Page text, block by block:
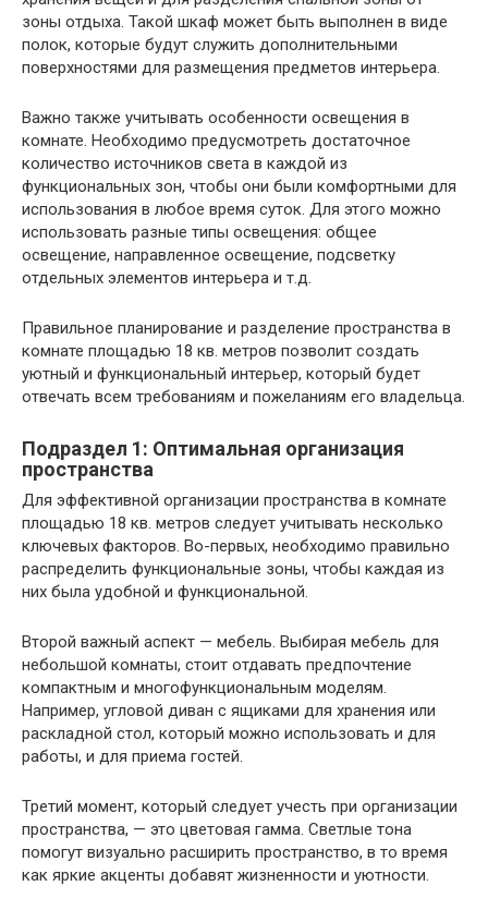
зоны отдыха. Такой шкаф может быть выполнен в виде
полок, которые будут служить дополнительными
поверхностями для размещения предметов интерьера.
Важно также учитывать особенности освещения в
комнате. Необходимо предусмотреть достаточное
количество источников света в каждой из
функциональных зон, чтобы они были комфортными для
использования в любое время суток. Для этого можно
использовать разные типы освещения: общее
освещение, направленное освещение, подсветку
отдельных элементов интерьера и т.д.
Правильное планирование и разделение пространства в
комнате площадью 18 кв. метров позволит создать
уютный и функциональный интерьер, который будет
отвечать всем требованиям и пожеланиям его владельца.
Подраздел 1: Оптимальная организация
пространства
Для эффективной организации пространства в комнате
площадью 18 кв. метров следует учитывать несколько
ключевых факторов. Во-первых, необходимо правильно
распределить функциональные зоны, чтобы каждая из
них была удобной и функциональной.
Второй важный аспект — мебель. Выбирая мебель для
небольшой комнаты, стоит отдавать предпочтение
компактным и многофункциональным моделям.
Например, угловой диван с ящиками для хранения или
раскладной стол, который можно использовать и для
работы, и для приема гостей.
Третий момент, который следует учесть при организации
пространства, — это цветовая гамма. Светлые тона
помогут визуально расширить пространство, в то время
как яркие акценты добавят жизненности и уютности.